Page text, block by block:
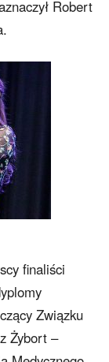
Robert
finaliści
Związku
Żybort –